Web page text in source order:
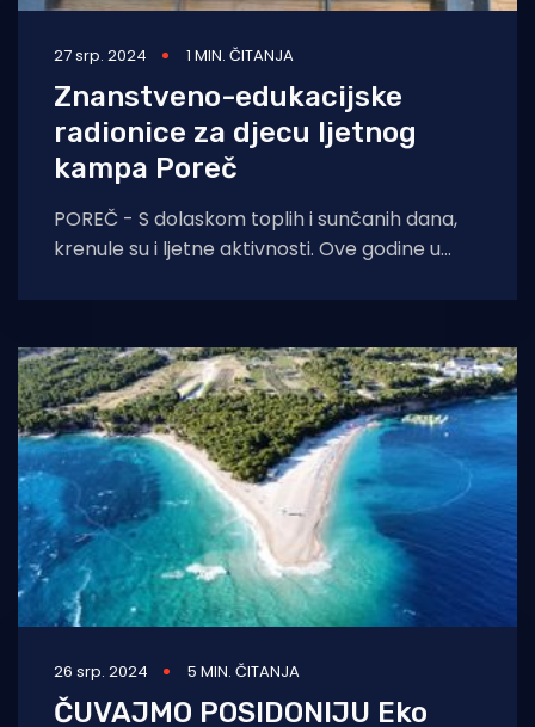
27 srp. 2024 1 MIN. ČITANJA
Znanstveno-edukacijske
radionice za djecu ljetnog
kampa Poreč
POREČ - S dolaskom toplih i sunčanih dana,
krenule su i ljetne aktivnosti. Ove godine u
26 srp. 2024 5 MIN. ČITANJA
ČUVAJMO POSIDONIJU Eko